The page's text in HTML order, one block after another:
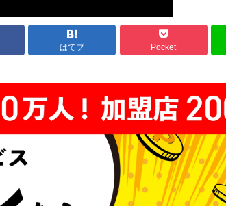
はてブ Pocket